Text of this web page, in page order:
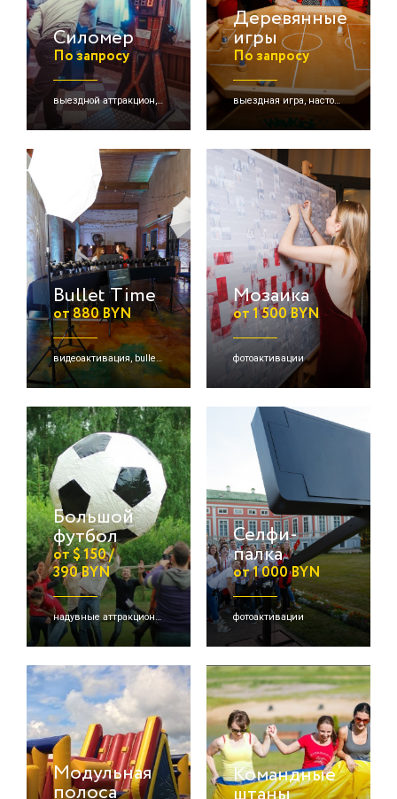
Силомер
По запросу
выездной аттракцион, силомер
Деревянные
игры
По запросу
выездная игра, настольная игра, деревянные игры и др.
Bullet Time
от 880 BYN
видеоактивация, bullet time
Мозаика
от 1 500 BYN
фотоактивации
Большой
футбол
от $ 150 /
390 BYN
надувные аттракционы/игры, командная игра
Селфи-
палка
от 1 000 BYN
фотоактивации
Модульная
полоса
Командные
штаны